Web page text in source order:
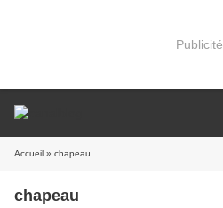
Publicité
Accueil » chapeau
chapeau